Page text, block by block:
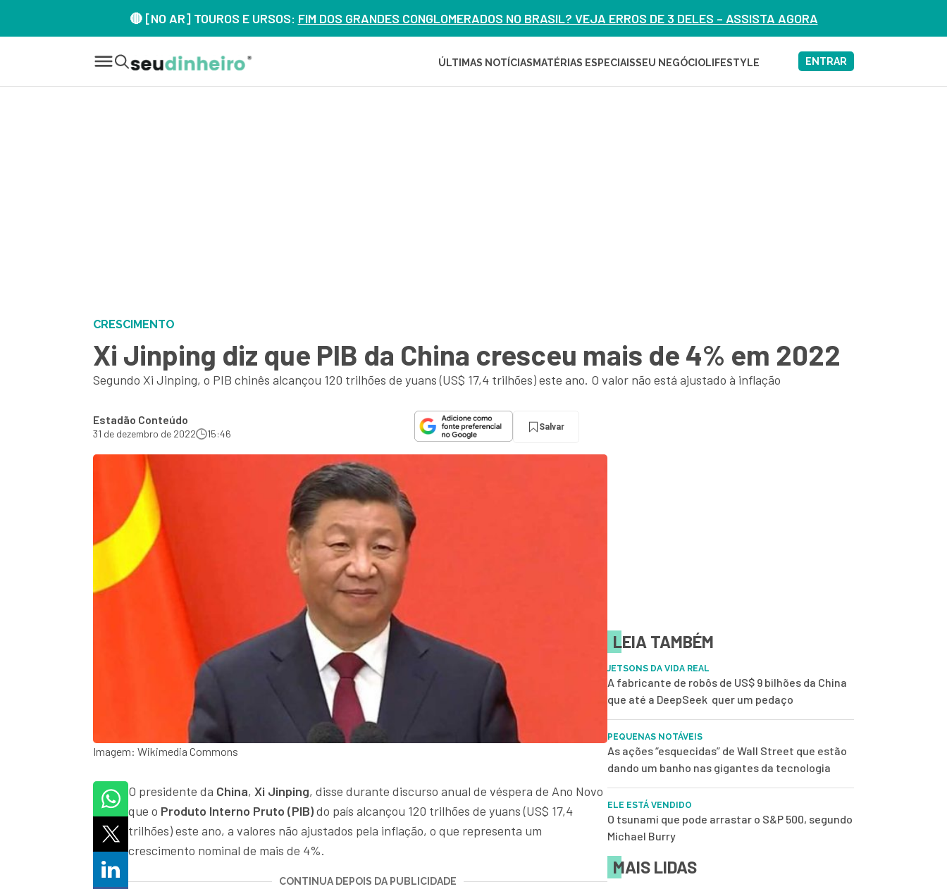
🔴 [NO AR] TOUROS E URSOS: FIM DOS GRANDES CONGLOMERADOS NO BRASIL? VEJA ERROS DE 3 DELES – ASSISTA AGORA
ÚLTIMAS NOTÍCIAS MATÉRIAS ESPECIAISSEU NEGÓCIOLIFESTYLE ENTRAR
CRESCIMENTO
Xi Jinping diz que PIB da China cresceu mais de 4% em 2022
Segundo Xi Jinping, o PIB chinês alcançou 120 trilhões de yuans (US$ 17,4 trilhões) este ano. O valor não está ajustado à inflação
Estadão Conteúdo
31 de dezembro de 2022 15:46
Salvar
Imagem: Wikimedia Commons
O presidente da China, Xi Jinping, disse durante discurso anual de véspera de Ano Novo
que o Produto Interno Pruto (PIB)do país alcançou 120 trilhões de yuans (US$ 17,4
trilhões) este ano, a valores não ajustados pela inflação, o que representa um
crescimento nominal de mais de 4%.
CONTINUA DEPOIS DA PUBLICIDADE
LEIA TAMBÉM
JETSONS DA VIDA REAL
A fabricante de robôs de US$ 9 bilhões da China
que até a DeepSeek quer um pedaço
PEQUENAS NOTÁVEIS
As ações “esquecidas” de Wall Street que estão
dando um banho nas gigantes da tecnologia
ELE ESTÁ VENDIDO
O tsunami que pode arrastar o S&P 500, segundo
Michael Burry
MAIS LIDAS